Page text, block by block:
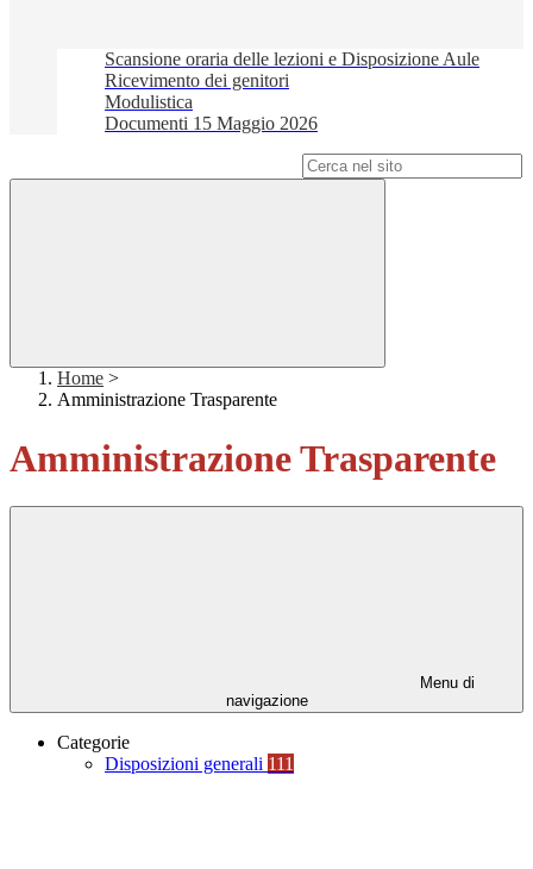
Scansione oraria delle lezioni e Disposizione Aule
Ricevimento dei genitori
Modulistica
Documenti 15 Maggio 2026
Home >
Amministrazione Trasparente
Amministrazione Trasparente
Menu di
navigazione
Categorie
Disposizioni generali 111